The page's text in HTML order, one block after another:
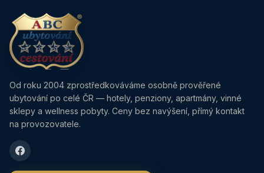
Od roku 2004 zprostředkováváme osobně prověřené
ubytování po celé ČR — hotely, penziony, apartmány, vinné
sklepy a wellness pobyty. Ceny bez navýšení, přímý kontakt
na provozovatele.